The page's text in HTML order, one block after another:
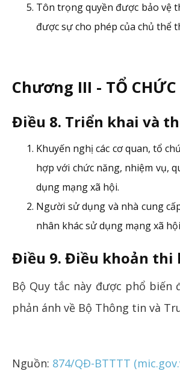
Tôn trọng quyền được bảo vệ
được sự cho phép của chủ thể
Chương III - TỔ CHỨC
Điều 8. Triển khai và
Khuyến nghị các cơ quan, tổ
hợp với chức năng, nhiệm vụ,
dụng mạng xã hội.
Người sử dụng và nhà cung
nhân khác sử dụng mạng xã
Điều 9. Điều khoản thi
Bộ Quy tắc này được phổ
phản ánh về Bộ Thông tin và
Nguồn: 874/QĐ-BTTTT